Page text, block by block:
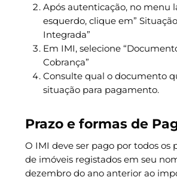
Após autenticação, no menu
esquerdo, clique em”
Integrada”
Em IMI, selecione
Cobrança”
Consulte qual o documento
situação para pagamento.
Prazo e formas de
O IMI deve ser pago por todos os
de imóveis registados em seu
dezembro do ano anterior ao